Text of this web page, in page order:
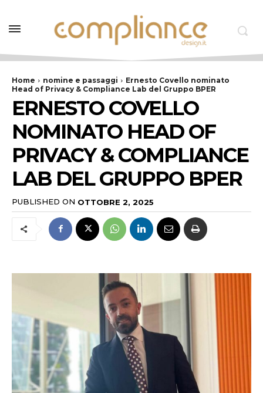
Home nomine e passaggi
Ernesto Covello nominato
Head of Privacy & Compliance Lab del Gruppo BPER
ERNESTO COVELLO
NOMINATO HEAD OF
PRIVACY & COMPLIANCE
LAB DEL GRUPPO BPER
PUBLISHED ON OTTOBRE 2, 2025